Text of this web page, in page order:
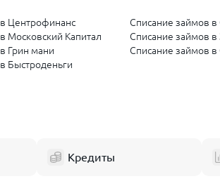
Центрофинанс Списание займов
Московский Капитал Списание займов
Грин мани Списание займов
Быстроденьги
Кредиты